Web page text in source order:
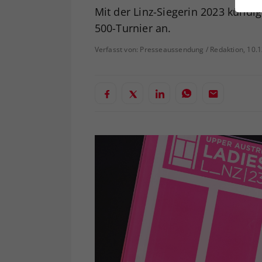
Mit der Linz-Siegerin 2023
500-Turnier an.
Verfasst von: Presseaussendung / Redaktion,